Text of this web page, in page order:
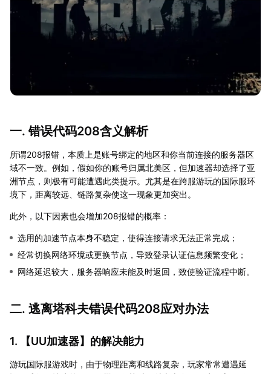
一. 错误代码208含义解析
所谓208报错，本质上是账号绑定的地区和你当前连接的服务器区
域不一致。例如，假如你的账号归属北美区，但加速器却选择了亚
洲节点，则极有可能遭遇此类提示。尤其是在跨服游玩的国际服环
境下，距离较远、链路复杂使这一现象更加突出。
此外，以下因素也会增加208报错的概率：
选用的加速节点本身不稳定，使得连接请求无法正常完成；
经常切换网络环境或更换节点，导致登录认证信息频繁变化；
网络延迟较大，服务器响应未能及时返回，致使验证流程中断。
二. 逃离塔科夫错误代码208应对办法
1. 【UU加速器】的解决能力
游玩国际服游戏时，由于物理距离和线路复杂，玩家常常遭遇延